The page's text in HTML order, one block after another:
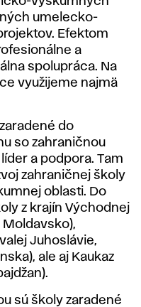
umelecko-
Efektom
a
spolupráca. Na
využijeme najmä
do
so zahraničnou
a podpora. Tam
zahraničnej školy
oblasti. Do
z krajín Východnej
Moldavsko),
Juhoslávie,
ale aj Kaukaz
sú školy zaradené